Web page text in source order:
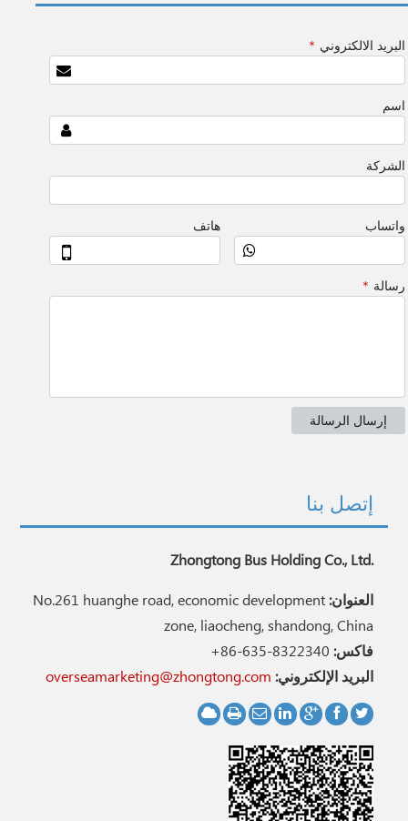
إتصل بنا
Zhongtong Bus Holding Co., Ltd.
العنوان: No.261 huanghe road, economic development
zone, liaocheng, shandong, China
فاكس: +86-635-8322340
البريد الإلكتروني: overseamarketing@zhongtong.com